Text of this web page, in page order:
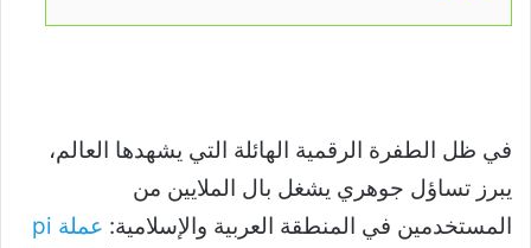
في ظل الطفرة الرقمية الهائلة التي يشهدها العالم،
يبرز تساؤل جوهري يشغل بال الملايين من
المستخدمين في المنطقة العربية والإسلامية: عملة pi